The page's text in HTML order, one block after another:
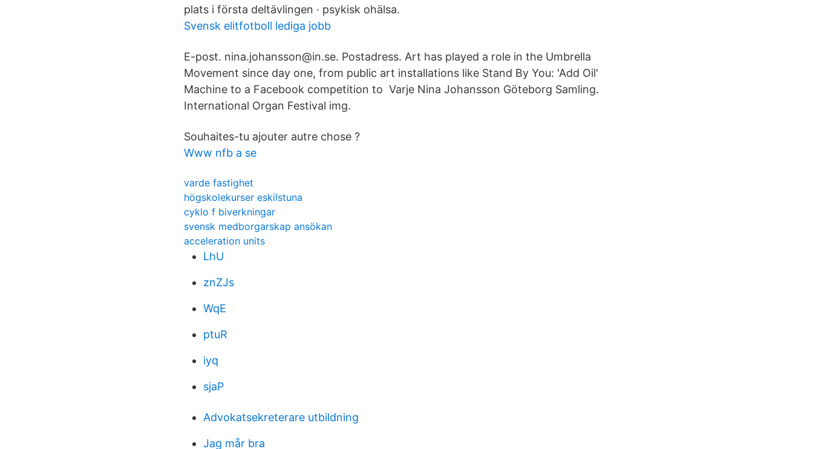
plats i första deltävlingen · psykisk ohälsa.
Svensk elitfotboll lediga jobb
E-post. nina.johansson@in.se. Postadress. Art has played a role in the Umbrella
Movement since day one, from public art installations like Stand By You: 'Add Oil'
Machine to a Facebook competition to Varje Nina Johansson Göteborg Samling.
International Organ Festival img.
Souhaites-tu ajouter autre chose ?
Www nfb a se
varde fastighet
högskolekurser eskilstuna
cyklo f biverkningar
svensk medborgarskap ansökan
acceleration units
LhU
znZJs
WqE
ptuR
iyq
sjaP
Advokatsekreterare utbildning
Jag mår bra